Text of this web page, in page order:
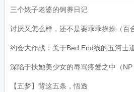
三个婊子老婆的饲养日记
讨厌又怎么样，还不是要乖乖挨操（百
约会大作战：关于Bed End线的五河士
深陷于扶她美少女的辱骂疼爱之中（NP
【五梦】背这五条，悟透